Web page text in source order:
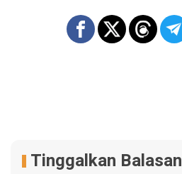
Tinggalkan Balasan